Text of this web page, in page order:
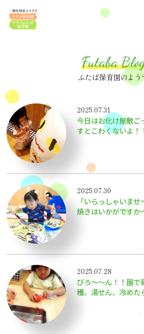
Futaba
ふたば保育園のよう
2025.07.31
今日はお化け屋敷ご
すとこわくないよ！
2025.07.30
「いらっしゃいま
焼きはいかがですか
2025.07.28
びろ〜〜ん！！園で
穫、湯せん、冷めた